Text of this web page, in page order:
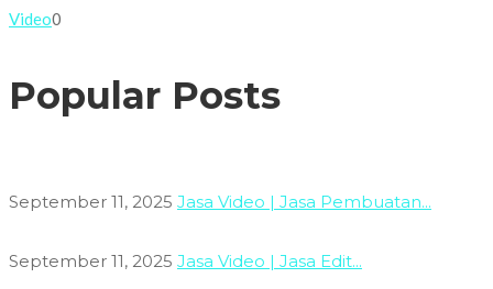
Video0
Popular Posts
September 11, 2025 Jasa Video | Jasa Pembuatan...
September 11, 2025 Jasa Video | Jasa Edit...